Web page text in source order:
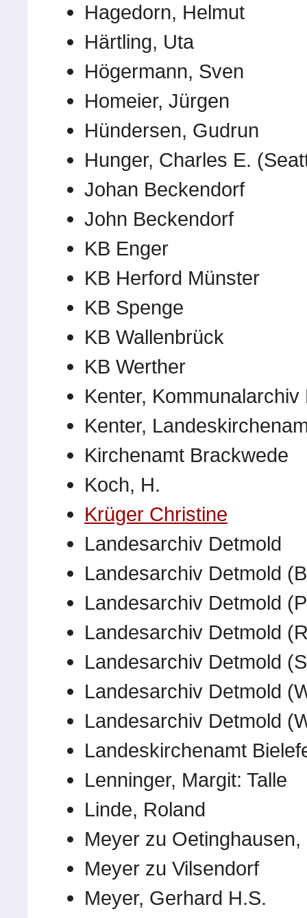
Hagedorn, Helmut
Härtling, Uta
Högermann, Sven
Homeier, Jürgen
Hündersen, Gudrun
Hunger, Charles E.
Johan Beckendorf
John Beckendorf
KB Enger
KB Herford Münster
KB Spenge
KB Wallenbrück
KB Werther
Kenter, Kommunalarchiv
Kenter,
Kirchenamt Brackwede
Koch, H.
Krüger Christine
Landesarchiv Detmold
Landesarchiv Detmold
Landesarchiv Detmold
Landesarchiv Detmold
Landesarchiv Detmold
Landesarchiv Detmold
Landesarchiv Detmold
Landeskirchenamt
Lenninger, Margit: Talle
Linde, Roland
Meyer zu Oetinghausen,
Meyer zu Vilsendorf
Meyer, Gerhard H.S.